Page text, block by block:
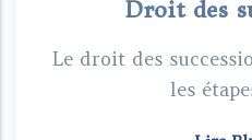
Droit des
Le droit des
les